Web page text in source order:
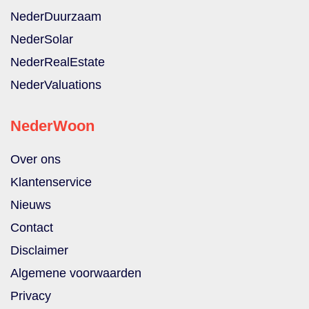
NederDuurzaam
NederSolar
NederRealEstate
NederValuations
NederWoon
Over ons
Klantenservice
Nieuws
Contact
Disclaimer
Algemene voorwaarden
Privacy